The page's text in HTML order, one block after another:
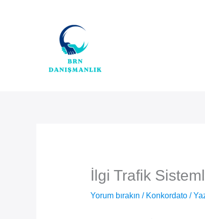
İlgi Trafik
Yorum bırakın / Konkordato/